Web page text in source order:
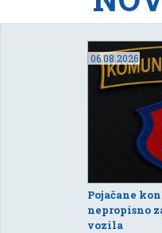
06.08.2026
Pojačane
nepropisno
vozila